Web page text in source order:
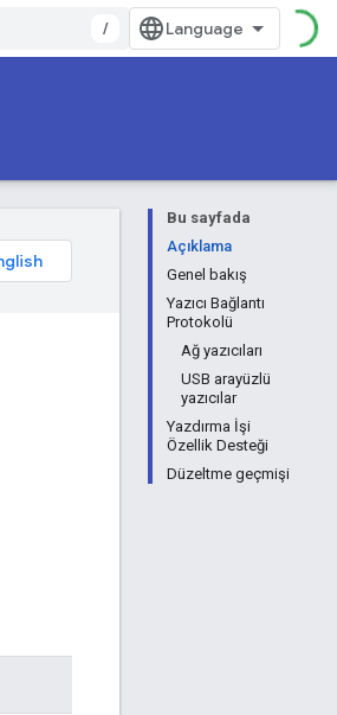
/
Bu sayfada
Açıklama
Genel bakış
Yazıcı Bağlantı
Protokolü
Ağ yazıcıları
USB arayüzlü
yazıcılar
Yazdırma İşi
Özellik Desteği
Düzeltme geçmişi